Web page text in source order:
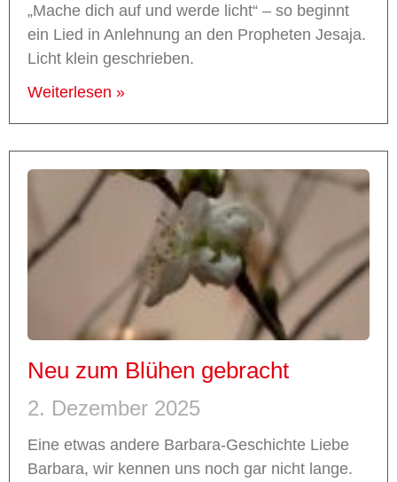
„Mache dich auf und werde licht“ – so beginnt
ein Lied in Anlehnung an den Propheten Jesaja.
Licht klein geschrieben.
Weiterlesen »
Neu zum Blühen gebracht
2. Dezember 2025
Eine etwas andere Barbara-Geschichte Liebe
Barbara, wir kennen uns noch gar nicht lange.